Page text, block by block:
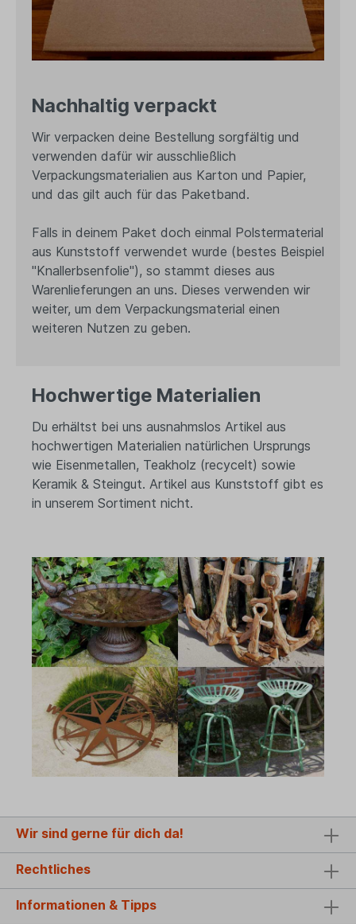
Nachhaltig verpackt
Wir verpacken deine Bestellung sorgfältig und
verwenden dafür wir ausschließlich
Verpackungsmaterialien aus Karton und Papier,
und das gilt auch für das Paketband.
Falls in deinem Paket doch einmal Polstermaterial
aus Kunststoff verwendet wurde (bestes Beispiel
"Knallerbsenfolie"), so stammt dieses aus
Warenlieferungen an uns. Dieses verwenden wir
weiter, um dem Verpackungsmaterial einen
weiteren Nutzen zu geben.
Hochwertige Materialien
Du erhältst bei uns ausnahmslos Artikel aus
hochwertigen Materialien natürlichen Ursprungs
wie Eisenmetallen, Teakholz (recycelt) sowie
Keramik & Steingut. Artikel aus Kunststoff gibt es
in unserem Sortiment nicht.
Wir sind gerne für dich da!
Rechtliches
Informationen & Tipps